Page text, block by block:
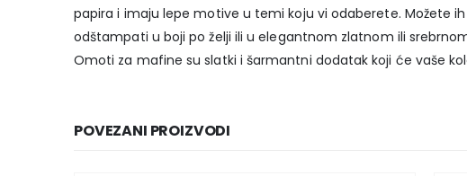
papira i imaju lepe motive u temi koju vi odaberete. Možete
odštampati u boji po želji ili u elegantnom zlatnom ili
Omoti za mafine su slatki i šarmantni dodatak koji će vaše
POVEZANI PROIZVODI